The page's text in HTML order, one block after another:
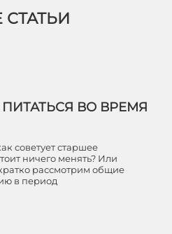
ВО ВРЕМЯ
советует старшее
ничего менять? Или
рассмотрим общие
в период